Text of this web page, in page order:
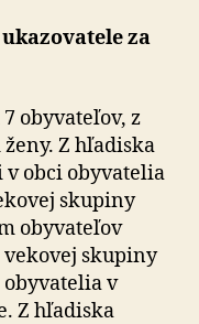
za
obyvateľov, z
Z hľadiska
obci obyvatelia
skupiny
obyvateľov
skupiny
obyvatelia v
Z hľadiska